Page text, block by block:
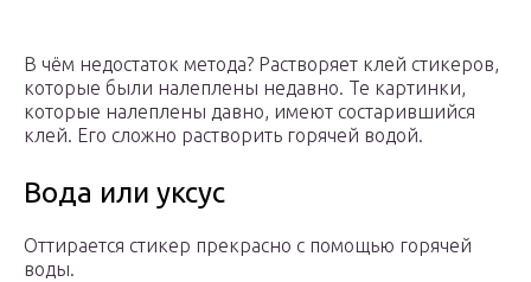
В чём недостаток метода? Растворяет клей стикеров,
которые были налеплены недавно. Те картинки,
которые налеплены давно, имеют состарившийся
клей. Его сложно растворить горячей водой.
Вода или уксус
Оттирается стикер прекрасно с помощью горячей
воды.